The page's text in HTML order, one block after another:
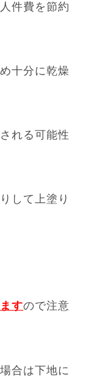
件費を節約
十分に乾燥
れる可能性
して上塗り
すので注意
合は下地に